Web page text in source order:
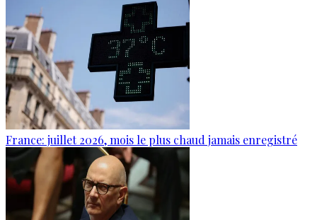
France: juillet 2026, mois le plus chaud jamais enregistré